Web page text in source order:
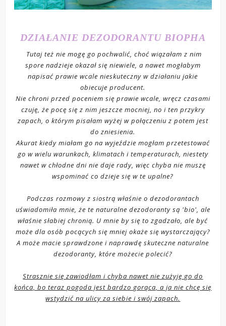
DZIAŁANIE DEZODORANTU BIOPHA
Tutaj też nie mogę go pochwalić, choć wiązałam z nim
spore nadzieje okazał się niewiele, a nawet mogłabym
napisać prawie wcale nieskuteczny w działaniu jakie
obiecuje producent.
Nie chroni przed poceniem się prawie wcale, wręcz czasami
czuję, że pocę się z nim jeszcze mocniej, no i ten przykry
zapach, o którym pisałam wyżej w połączeniu z potem jest
do zniesienia.
Akurat kiedy miałam go na wyjeździe mogłam przetestować
go w wielu warunkach, klimatach i temperaturach, niestety
nawet w chłodne dni nie daje rady, więc chyba nie muszę
wspominać co dzieje się w te upalne?
Podczas rozmowy z siostrą właśnie o dezodorantach
uświadomiła mnie, że te naturalne dezodoranty są 'bio', ale
właśnie słabiej chronią. U mnie by się to zgadzało, ale być
może dla osób pocących się mniej okaże się wystarczający?
A może macie sprawdzone i naprawdę skuteczne naturalne
dezodoranty, które możecie polecić?
Strasznie się zawiodłam i chyba nawet nie zużyję go do
końca, bo teraz pogoda jest bardzo gorąca, a ja nie chcę się
wstydzić na ulicy za siebie i swój zapach.